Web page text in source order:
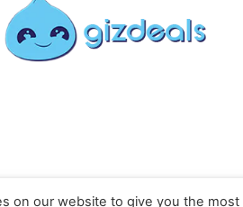
on our website to give you the